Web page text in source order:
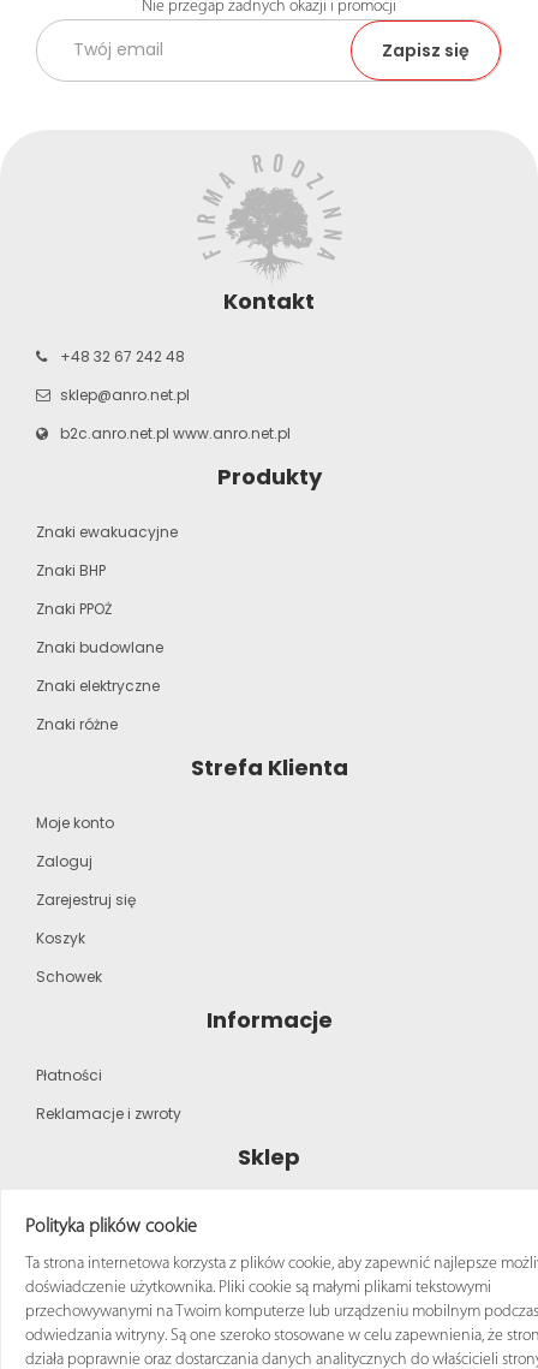
Nie przegap żadnych okazji i promocji
Kontakt
+48 32 67 242 48
sklep@anro.net.pl
b2c.anro.net.pl www.anro.net.pl
Produkty
Znaki ewakuacyjne
Znaki BHP
Znaki PPOŻ
Znaki budowlane
Znaki elektryczne
Znaki różne
Strefa Klienta
Moje konto
Zaloguj
Zarejestruj się
Koszyk
Schowek
Informacje
Płatności
Reklamacje i zwroty
Sklep
Strona główna
Katalog produktów
Regulamin zakupów
Polityka plików cookie
Ta strona internetowa korzysta z plików cookie, aby zapewnić najlepsze
doświadczenie użytkownika. Pliki cookie są małymi plikami tekstowymi
przechowywanymi na Twoim komputerze lub urządzeniu mobilnym podczas
odwiedzania witryny. Są one szeroko stosowane w celu zapewnienia, że
działa poprawnie oraz dostarczania danych analitycznych do właścicieli